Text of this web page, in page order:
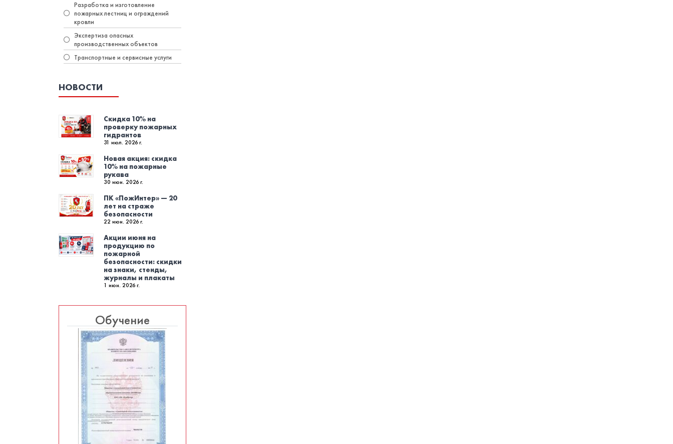
Разработка и изготовление
пожарных лестниц и ограждений
кровли
Экспертиза опасных
производственных объектов
Транспортные и сервисные услуги
НОВОСТИ
Скидка 10% на
проверку пожарных
гидрантов
31 июл. 2026 г.
Новая акция: скидка
10% на пожарные
рукава
30 июн. 2026 г.
ПК «ПожИнтер» — 20
лет на страже
безопасности
22 июн. 2026 г.
Акции июня на
продукцию по
пожарной
безопасности: скидки
на знаки, стенды,
журналы и плакаты
1 июн. 2026 г.
Обучение